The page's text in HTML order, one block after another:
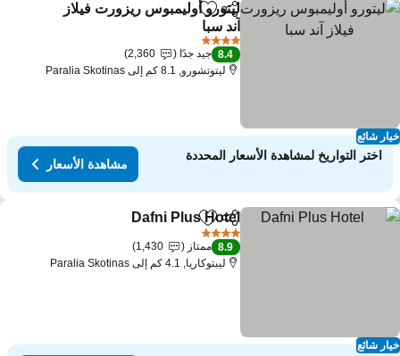
شائع
مشاركةAdd to favorites
ليتورو أوليمبوس ريزورت فيلاز
آند سبا
8.4 جيد جدًا
2,360
ليتوتشورو, 8.1 كم إلى Paralia Skotinas
اختر التواريخ لمشاهدة الأسعار المحددة
مشاهدة الأسعار
شائع
مشاركةAdd to favorites
Dafni Plus Hotel
8.9 ممتاز
1,430
ليبتوكاريا, 4.1 كم إلى Paralia Skotinas